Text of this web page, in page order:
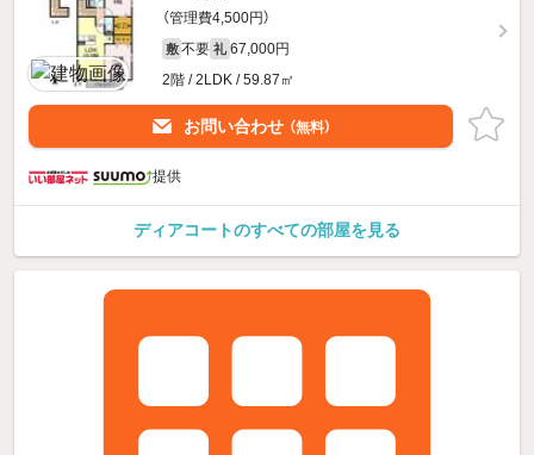
（管理費4,500円）
敷 不要 礼 67,000円
2階 / 2LDK / 59.87㎡
お問い合わせ （無料）
提供
ディアコートのすべての部屋を見る